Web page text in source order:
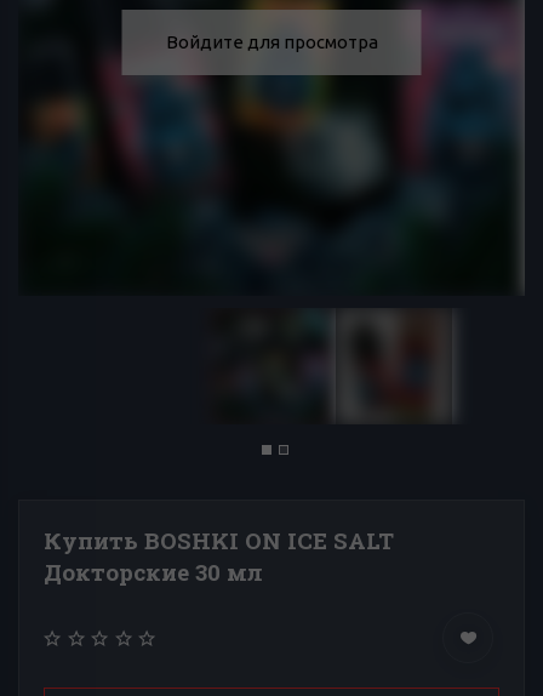
Войдите для просмотра
Купить BOSHKI ON ICE SALT
Докторские 30 мл